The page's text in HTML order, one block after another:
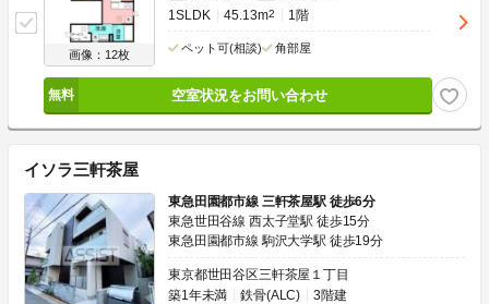
画像：12枚
1SLDK 45.13m2 1階
ペット可(相談) 角部屋
空室状況をお問い合わせ
イソラ三軒茶屋
東急田園都市線 三軒茶屋駅 徒歩6分
東急世田谷線 西太子堂駅 徒歩15分
東急田園都市線 駒沢大学駅 徒歩19分
東京都世田谷区三軒茶屋１丁目
築1年未満
鉄骨(ALC) 3階建